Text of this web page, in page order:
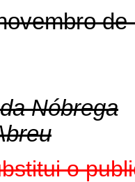
de
Nóbrega
o